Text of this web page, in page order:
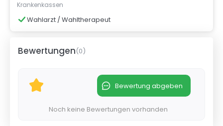
Krankenkassen
Wahlarzt / Wahltherapeut
Bewertungen(0)
Bewertung abgeben
Noch keine Bewertungen vorhanden